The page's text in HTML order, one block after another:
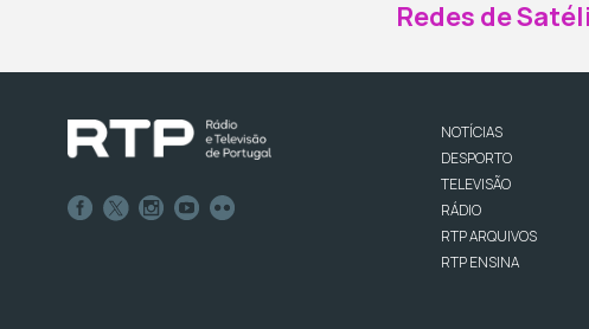
Redes de
NOTÍCIAS
DESPORTO
TELEVISÃO
RÁDIO
RTP ARQUIVOS
RTP ENSINA